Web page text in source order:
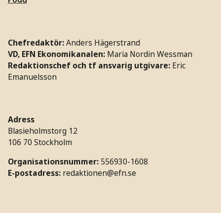
Chefredaktör:Anders Hägerstrand
VD, EFN Ekonomikanalen: Maria Nordin Wessman
Redaktionschef och tf ansvarig utgivare: Eric
Emanuelsson
Adress
Blasieholmstorg 12
106 70 Stockholm
Organisationsnummer: 556930-1608
E-postadress: redaktionen@efn.se